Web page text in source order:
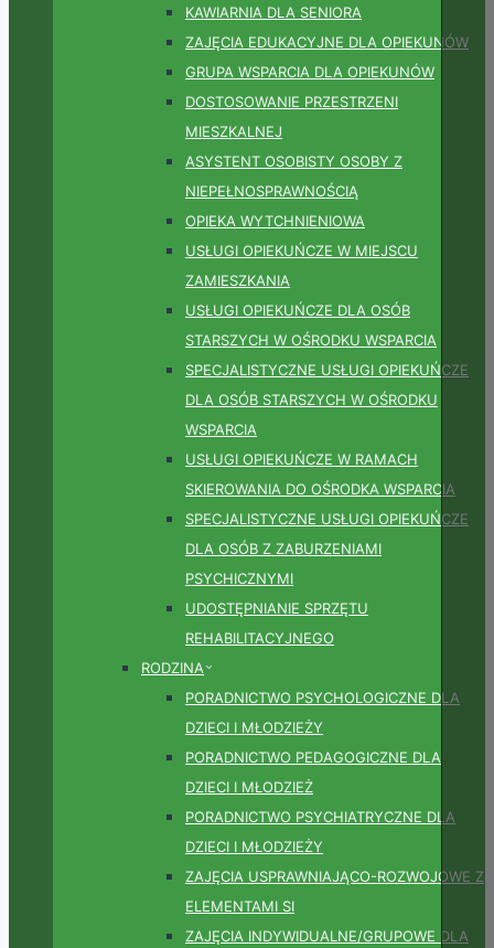
KAWIARNIA DLA SENIORA
ZAJĘCIA EDUKACYJNE DLA OPIEKUNÓW
GRUPA WSPARCIA DLA OPIEKUNÓW
DOSTOSOWANIE PRZESTRZENI
MIESZKALNEJ
ASYSTENT OSOBISTY OSOBY Z
NIEPEŁNOSPRAWNOŚCIĄ
OPIEKA WYTCHNIENIOWA
USŁUGI OPIEKUŃCZE W MIEJSCU
ZAMIESZKANIA
USŁUGI OPIEKUŃCZE DLA OSÓB
STARSZYCH W OŚRODKU WSPARCIA
SPECJALISTYCZNE USŁUGI OPIEKUŃCZE
DLA OSÓB STARSZYCH W OŚRODKU
WSPARCIA
USŁUGI OPIEKUŃCZE W RAMACH
SKIEROWANIA DO OŚRODKA WSPARCIA
SPECJALISTYCZNE USŁUGI OPIEKUŃCZE
DLA OSÓB Z ZABURZENIAMI
PSYCHICZNYMI
UDOSTĘPNIANIE SPRZĘTU
REHABILITACYJNEGO
RODZINA
PORADNICTWO PSYCHOLOGICZNE DLA
DZIECI I MŁODZIEŻY
PORADNICTWO PEDAGOGICZNE DLA
DZIECI I MŁODZIEŻ
PORADNICTWO PSYCHIATRYCZNE DLA
DZIECI I MŁODZIEŻY
ZAJĘCIA USPRAWNIAJĄCO-ROZWOJOWE Z
ELEMENTAMI SI
ZAJĘCIA INDYWIDUALNE/GRUPOWE DLA